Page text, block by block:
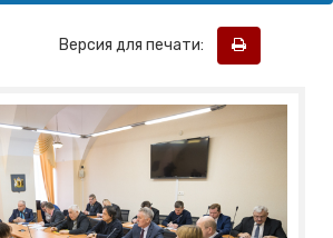
Версия для печати: